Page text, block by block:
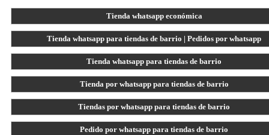
Tienda whatsapp económica
Tienda whatsapp para tiendas de barrio | Pedidos por whatsapp
Tienda whatsapp para tiendas de barrio
Tienda por whatsapp para tiendas de barrio
Tiendas por whatsapp para tiendas de barrio
Pedido por whatsapp para tiendas de barrio